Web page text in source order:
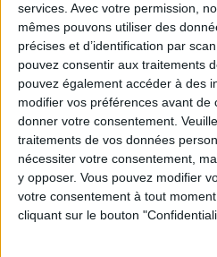
services. Avec votre permission,
mêmes pouvons utiliser des
précises et d’identification par
pouvez consentir aux traitements
pouvez également accéder à des
modifier vos préférences avant
donner votre consentement.
traitements de vos données
nécessiter votre consentement,
y opposer. Vous pouvez modifier
votre consentement à tout
cliquant sur le bouton
ADOPT PARFUMS IS